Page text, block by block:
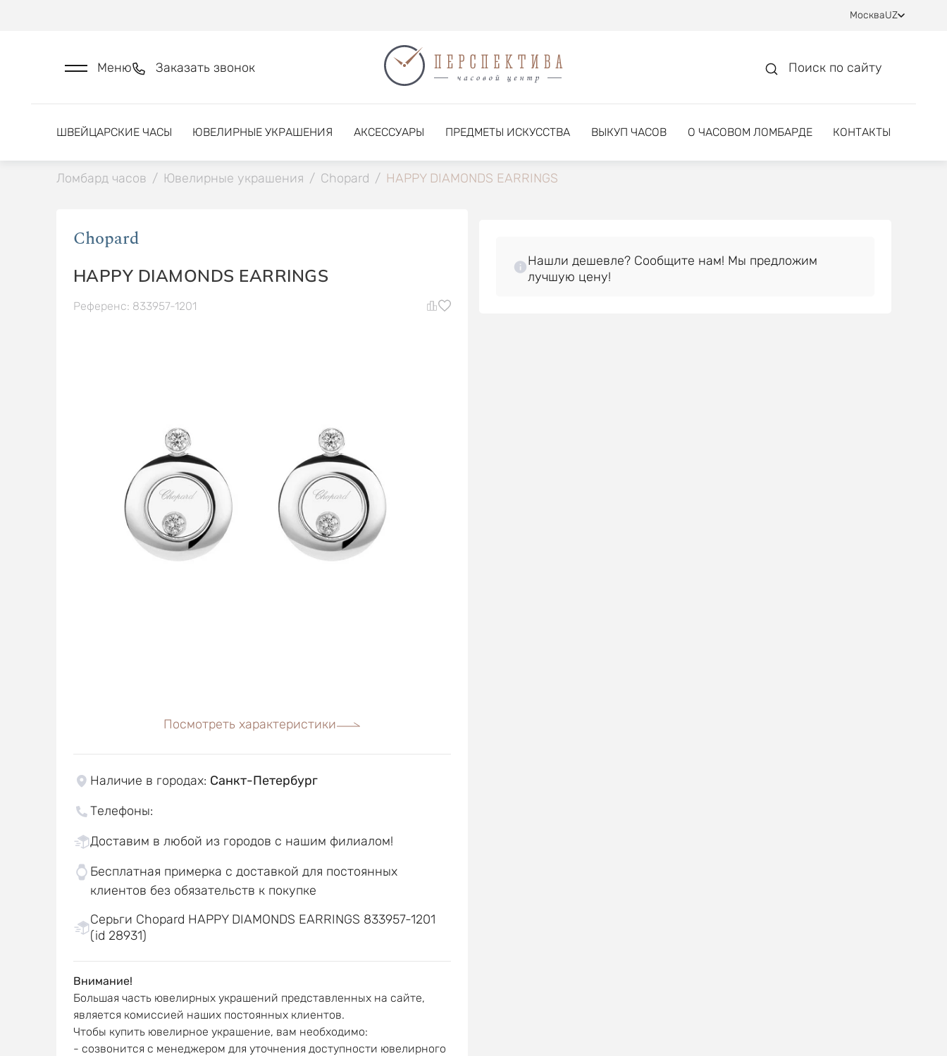
МоскваUZ
Меню Заказать звонок Поиск по сайту
ШВЕЙЦАРСКИЕ ЧАСЫ ЮВЕЛИРНЫЕ УКРАШЕНИЯ АКСЕССУАРЫ ПРЕДМЕТЫ ИСКУССТВА ВЫКУП ЧАСОВ О ЧАСОВОМ ЛОМБАРДЕ КОНТАКТЫ
Ломбард часов / Ювелирные украшения / Chopard / HAPPY DIAMONDS EARRINGS
Chopard
HAPPY DIAMONDS EARRINGS
Референс: 833957-1201
Посмотреть характеристики
Наличие в городах: Санкт-Петербург
Телефоны:
Доставим в любой из городов с нашим филиалом!
Бесплатная примерка с доставкой для постоянных
клиентов без обязательств к покупке
Серьги Chopard HAPPY DIAMONDS EARRINGS 833957-1201
(id 28931)
Внимание!
Большая часть ювелирных украшений представленных на сайте,
является комиссией наших постоянных клиентов.
Чтобы купить ювелирное украшение, вам необходимо:
- созвонится с менеджером для уточнения доступности ювелирного
Нашли дешевле? Сообщите нам! Мы предложим